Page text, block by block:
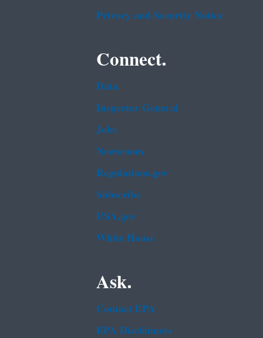
Privacy and Security Notice
Connect.
Data
Inspector General
Jobs
Newsroom
Regulations.gov
Subscribe
USA.gov
White House
Ask.
Contact EPA
EPA Disclaimers